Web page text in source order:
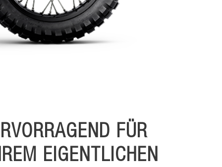
FÜR
EIGENTLICHEN